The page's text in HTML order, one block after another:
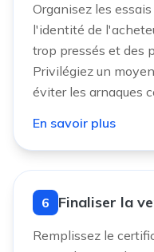
Organisez les
l'identité de
trop pressés et des
Privilégiez un
éviter les arnaques
En savoir plus
6 Finaliser la
Remplissez le